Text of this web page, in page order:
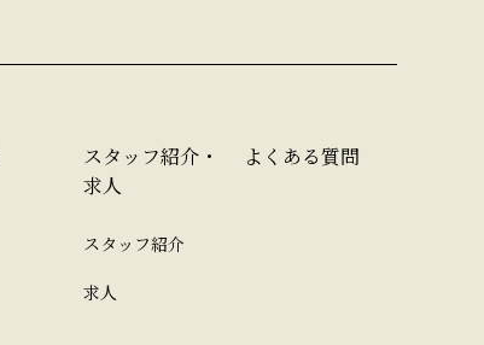
スタッフ紹介・
求人
スタッフ紹介
求人
よくある質問